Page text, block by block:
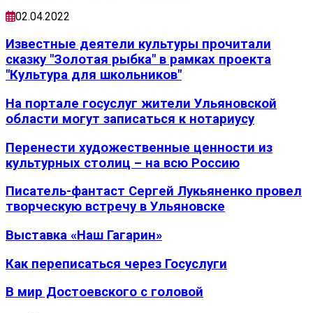
02.04.2022
Известные деятели культуры прочитали
сказку "Золотая рыбка" в рамках проекта
"Культура для школьников"
На портале госуслуг жители Ульяновской
области могут записаться к нотариусу
Перенести художественные ценности из
культурных столиц – на всю Россию
Писатель-фантаст Сергей Лукьяненко провел
творческую встречу в Ульяновске
Выставка «Наш Гагарин»
Как переписаться через Госуслуги
В мир Достоевского с головой